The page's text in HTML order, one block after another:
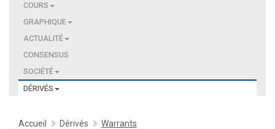
COURS
GRAPHIQUE
ACTUALITÉ
CONSENSUS
SOCIÉTÉ
DÉRIVÉS
Accueil Dérivés Warrants